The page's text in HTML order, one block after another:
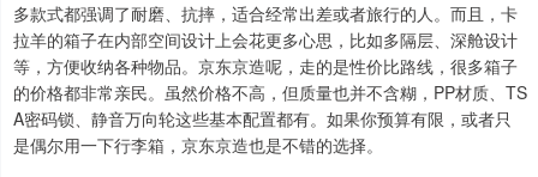
多款式都强调了耐磨、抗摔，适合经常出差或者旅行的人。而且，卡
拉羊的箱子在内部空间设计上会花更多心思，比如多隔层、深舱设计
等，方便收纳各种物品。京东京造呢，走的是性价比路线，很多箱子
的价格都非常亲民。虽然价格不高，但质量也并不含糊，PP材质、TS
A密码锁、静音万向轮这些基本配置都有。如果你预算有限，或者只
是偶尔用一下行李箱，京东京造也是不错的选择。